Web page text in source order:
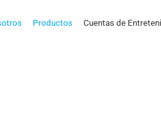
Productos Cuentas de